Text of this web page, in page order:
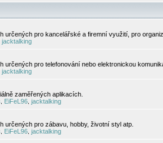
určených pro kancelářské a firemní využití, pro
jacktalking
určených pro telefonování nebo elektronickou
jacktalking
zaměřených aplikacích.
EiFeL96 jacktalking
určených pro zábavu, hobby, životní styl atp.
EiFeL96 jacktalking